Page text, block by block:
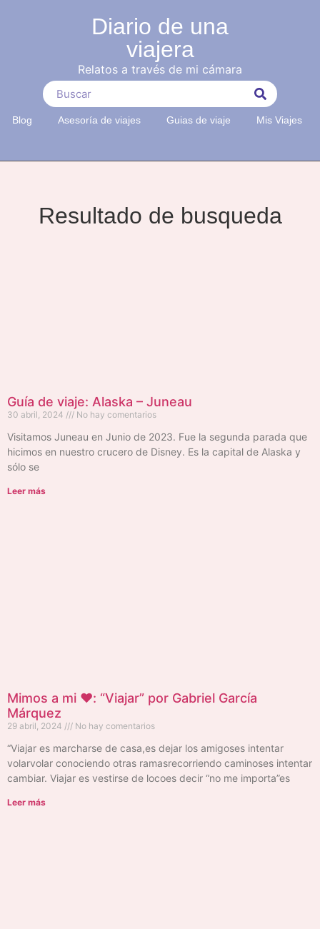
Diario de una
viajera
Relatos a través de mi cámara
Blog Asesoría de viajes Guias de viaje Mis Viajes
Resultado de busqueda
Guía de viaje: Alaska – Juneau
30 abril, 2024 No hay comentarios
Visitamos Juneau en Junio de 2023. Fue la segunda parada que
hicimos en nuestro crucero de Disney. Es la capital de Alaska y
sólo se
Leer más
Mimos a mi ❤️: “Viajar” por Gabriel García
Márquez
29 abril, 2024 No hay comentarios
“Viajar es marcharse de casa,es dejar los amigoses intentar
volarvolar conociendo otras ramasrecorriendo caminoses intentar
cambiar. Viajar es vestirse de locoes decir “no me importa”es
Leer más